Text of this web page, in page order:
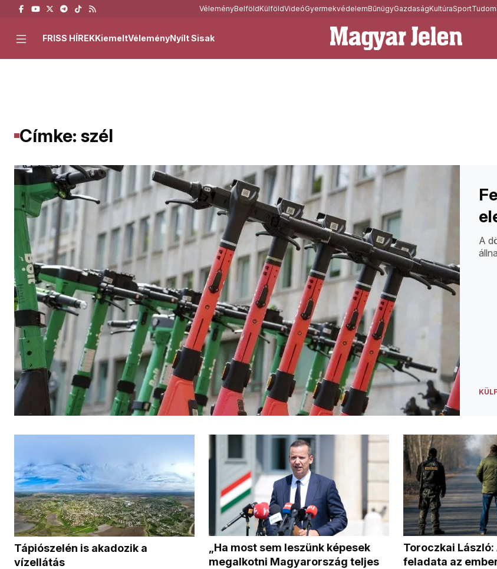
VéleményBelföldKülföldVideóGyermekvédelemBűnügyGazdaságKultúraSport
FRISS HÍREKKiemeltVéleményNyílt Sisak
Címke: szél
A
Tápiószelén is akadozik a
vízellátás
„Ha most sem leszünk képesek
megalkotni Magyarország teljes
Toroczkai
feladata az